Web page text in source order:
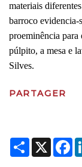
materiais
barroco evidencia-
proeminência
púlpito, a mesa e
Silves.
PARTAGER
Share
X